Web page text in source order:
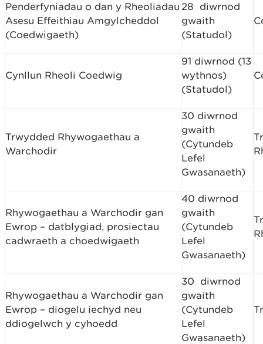
Penderfyniadau o dan y Rheoliadau
Asesu Effeithiau Amgylcheddol
(Coedwigaeth)
28 diwrnod
gwaith
(Statudol)
Cynllun Rheoli Coedwig
91 diwrnod (13
wythnos)
(Statudol)
Trwydded Rhywogaethau a
Warchodir
30 diwrnod
gwaith
(Cytundeb
Lefel
Gwasanaeth)
Rhywogaethau a Warchodir gan
Ewrop – datblygiad, prosiectau
cadwraeth a choedwigaeth
40 diwrnod
gwaith
(Cytundeb
Lefel
Gwasanaeth)
Rhywogaethau a Warchodir gan
Ewrop – diogelu iechyd neu
ddiogelwch y cyhoedd
30 diwrnod
gwaith
(Cytundeb
Lefel
Gwasanaeth)